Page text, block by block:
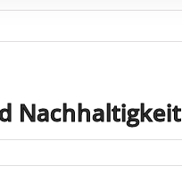
Nachhaltigkeit